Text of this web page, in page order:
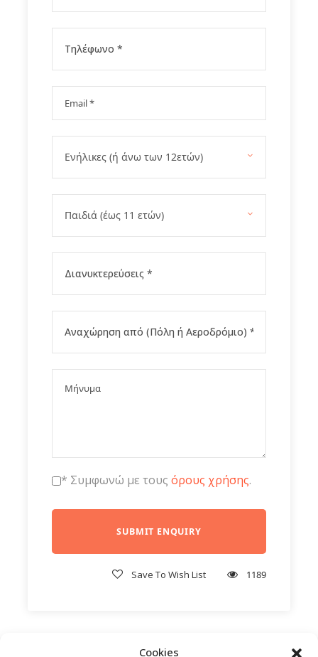
Cookies
* Συμφωνώ με τους όρους χρήσης.
Save To Wish List 1189
Περιλαμβάνονται
Δεν περιλαμβάνονται
Gallery